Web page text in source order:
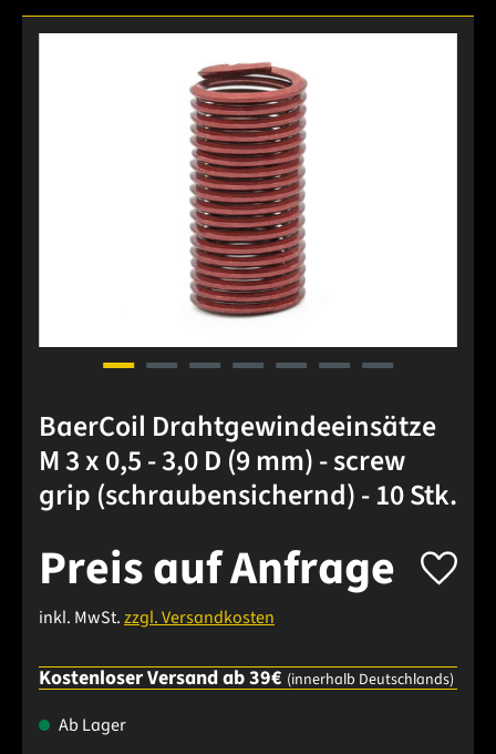
BaerCoil Drahtgewindeeinsätze
M 3 x 0,5 - 3,0 D (9 mm) - screw
grip (schraubensichernd) - 10 Stk.
Preis auf Anfrage
inkl. MwSt.zzgl. Versandkosten
Kostenloser Versand ab 39€ (innerhalb Deutschlands)
Ab Lager